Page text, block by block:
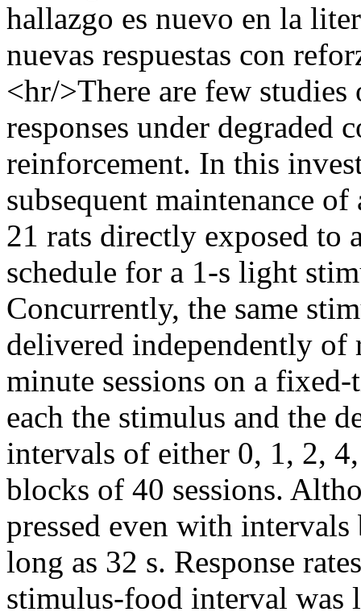
hallazgo es nuevo en la
nuevas respuestas con
<hr/>There are few
responses under degraded
reinforcement. In this
subsequent maintenance
21 rats directly exposed to
schedule for a 1-s light
Concurrently, the same
delivered independently of
minute sessions on a
each the stimulus and the
intervals of either 0, 1, 2,
blocks of 40 sessions.
pressed even with
long as 32 s. Response
stimulus-food interval was